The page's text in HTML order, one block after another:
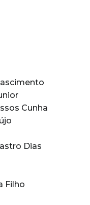
Cunha
Dias
Filho